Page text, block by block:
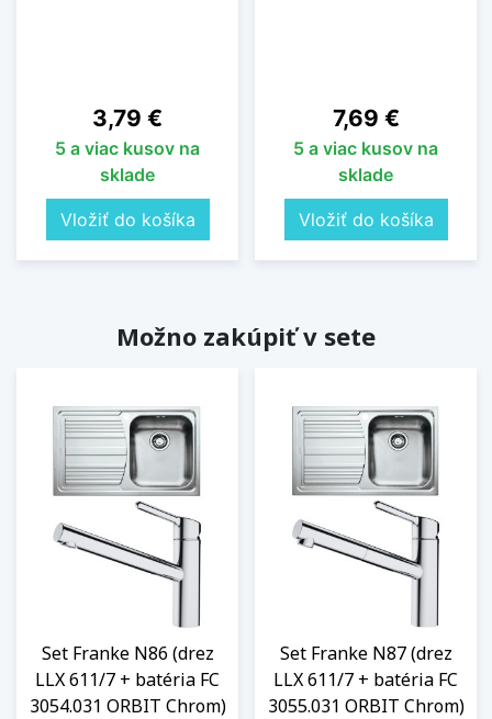
Cena
3,79 €
5 a viac kusov na
sklade
Vložiť do košíka
Cena
7,69 €
5 a viac kusov na
sklade
Vložiť do košíka
Možno zakúpiť v sete
Set Franke N86 (drez
LLX 611/7 + batéria FC
3054.031 ORBIT Chrom)
Set Franke N87 (drez
LLX 611/7 + batéria FC
3055.031 ORBIT Chrom)